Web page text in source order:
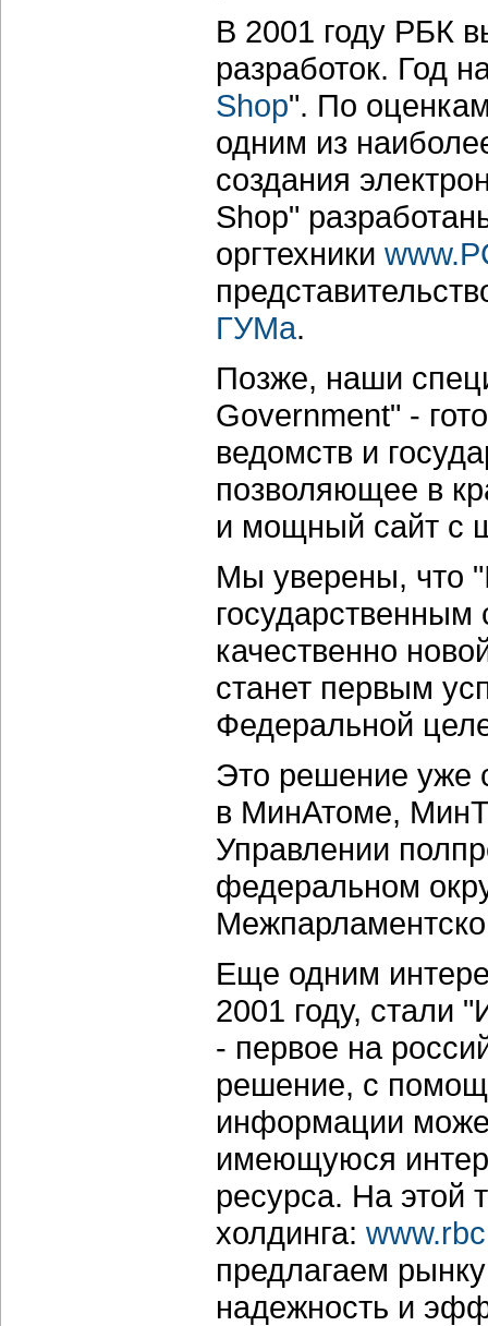
В 2001 году РБК
разработок. Год
Shop". По
одним из
создания
Shop"
оргтехники
ГУМа.
Позже, наши
Government" -
ведомств и
позволяющее в
и мощный сайт с
Мы уверены, что
качественно
станет первым
Федеральной
Это решение уже
в МинАтоме,
Управлении
федеральном
Еще одним
2001 году, стали
- первое на
решение, с
информации
имеющуюся
ресурса. На этой
холдинга:
предлагаем
надежность и